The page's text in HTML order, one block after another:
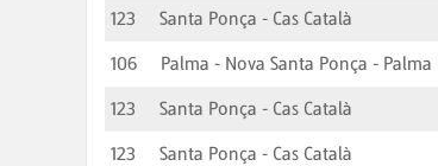
123
Santa Ponça - Cas Català
106
Palma - Nova Santa Ponça - Palma
123
Santa Ponça - Cas Català
123
Santa Ponça - Cas Català